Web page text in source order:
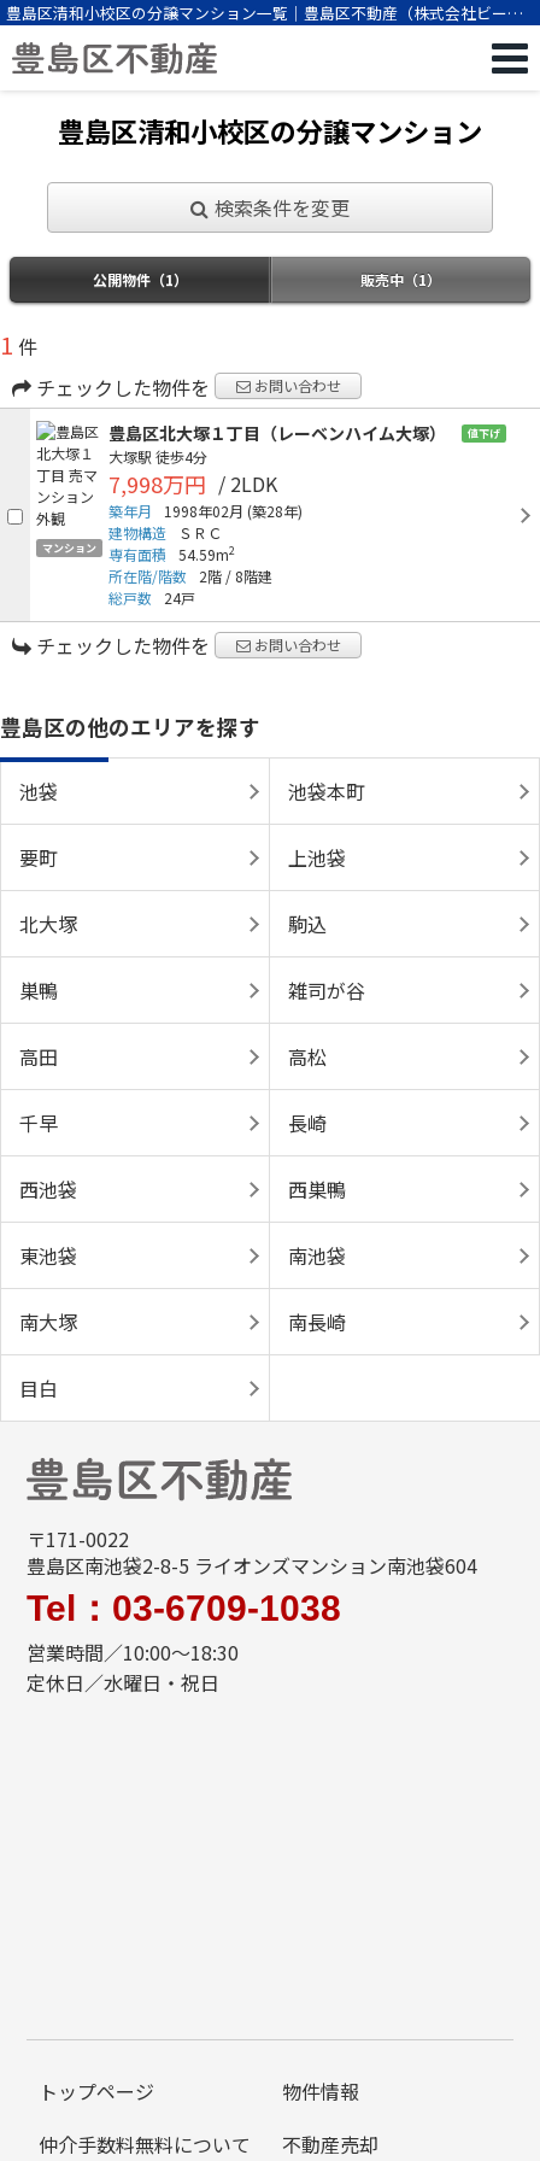
豊島区清和小校区の分譲マンション一覧｜豊島区不動産（株式会社ビーエ
スパートナー）
豊島区清和小校区の分譲マンション
検索条件を変更
公開物件（1） 販売中（1）
1 件
チェックした物件を
お問い合わせ
マンション
豊島区北大塚１丁目（レーベンハイム大塚） 値下げ
大塚駅 徒歩4分
7,998万円 / 2LDK
築年月 1998年02月 (築28年)
建物構造
ＳＲＣ
専有面積
54.59m2
所在階/階数 2階 / 8階建
総戸数
24戸
チェックした物件を お問い合わせ
豊島区の他のエリアを探す
池袋 池袋本町
要町 上池袋
北大塚 駒込
巣鴨 雑司が谷
高田 高松
千早 長崎
西池袋 西巣鴨
東池袋 南池袋
南大塚 南長崎
目白
〒171-0022
豊島区南池袋2-8-5 ライオンズマンション南池袋604
Tel：03-6709-1038
営業時間／10:00～18:30
定休日／水曜日・祝日
トップページ
物件情報
仲介手数料無料について
不動産売却